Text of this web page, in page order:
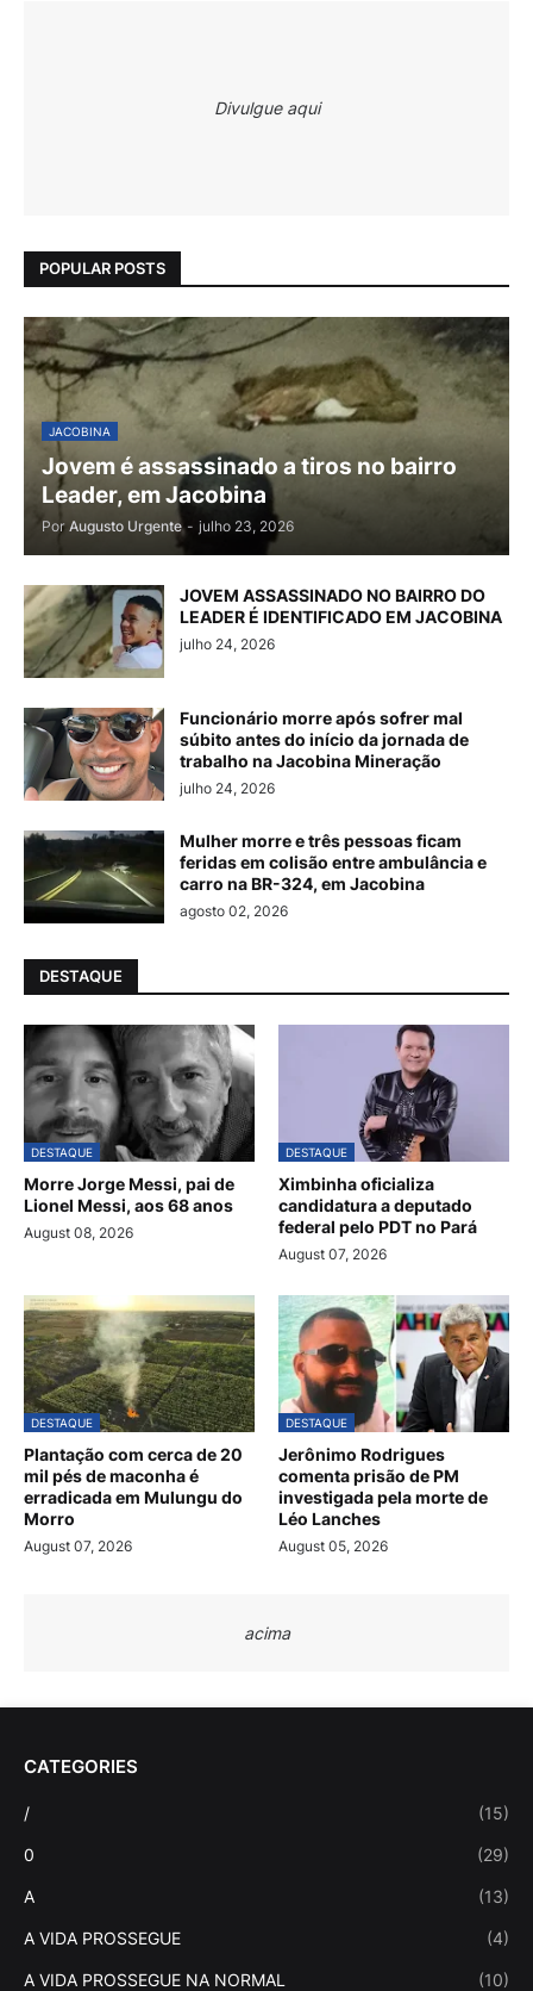
Divulgue aqui
POPULAR POSTS
JACOBINA
Jovem é assassinado a tiros no bairro
Leader, em Jacobina
Por Augusto Urgente - julho 23, 2026
JOVEM ASSASSINADO NO BAIRRO DO
LEADER É IDENTIFICADO EM JACOBINA
julho 24, 2026
Funcionário morre após sofrer mal
súbito antes do início da jornada de
trabalho na Jacobina Mineração
julho 24, 2026
Mulher morre e três pessoas ficam
feridas em colisão entre ambulância e
carro na BR-324, em Jacobina
agosto 02, 2026
DESTAQUE
DESTAQUE
Morre Jorge Messi, pai de
Lionel Messi, aos 68 anos
August 08, 2026
DESTAQUE
Ximbinha oficializa
candidatura a deputado
federal pelo PDT no Pará
August 07, 2026
DESTAQUE
Plantação com cerca de 20
mil pés de maconha é
erradicada em Mulungu do
Morro
August 07, 2026
DESTAQUE
Jerônimo Rodrigues
comenta prisão de PM
investigada pela morte de
Léo Lanches
August 05, 2026
acima
CATEGORIES
/ (15)
0 (29)
A (13)
A VIDA PROSSEGUE (4)
A VIDA PROSSEGUE NA NORMAL (10)